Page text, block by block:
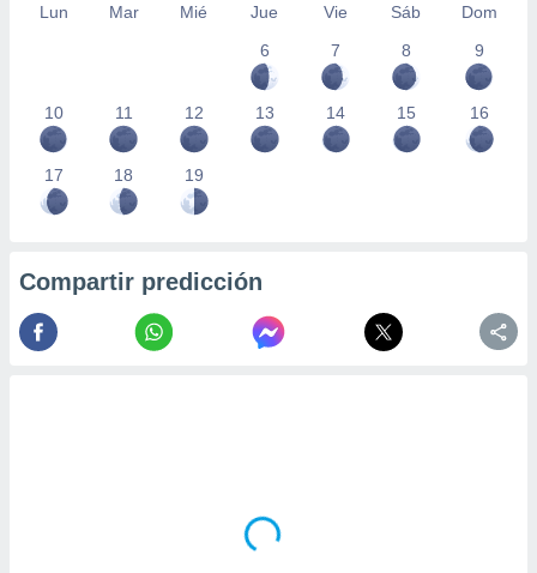
Lun Mar Mié Jue Vie Sáb
Dom
6
7 8 9
10 11 12 13 14 15 16
17 18 19
Compartir predicción